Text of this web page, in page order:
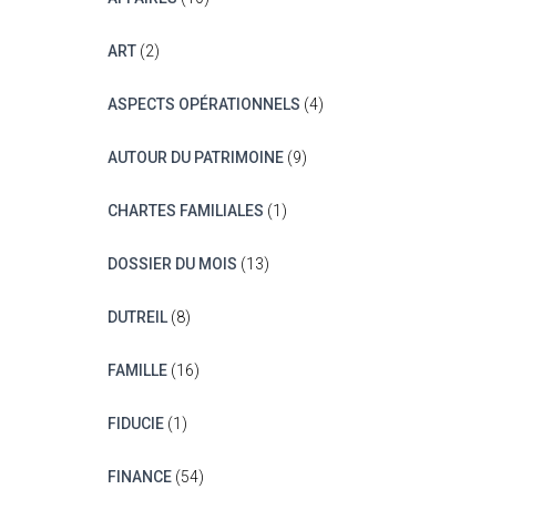
ART (2)
ASPECTS OPÉRATIONNELS (4)
AUTOUR DU PATRIMOINE (9)
CHARTES FAMILIALES (1)
DOSSIER DU MOIS (13)
DUTREIL (8)
FAMILLE (16)
FIDUCIE (1)
FINANCE (54)